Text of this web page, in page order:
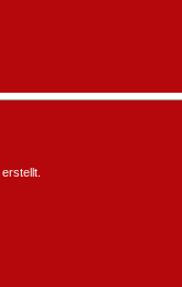
erstellt.